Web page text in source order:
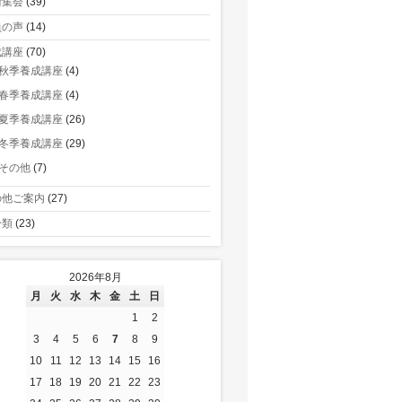
声 (14)
座 (70)
季養成講座 (4)
季養成講座 (4)
夏季養成講座 (26)
季養成講座 (29)
その他 (7)
ご案内 (27)
(23)
2026年8月
月
火 水 木 金 土
日
1
2
3
4 5 6 7 8
9
10
11 12 13 14 15
16
17
18 19 20 21 22
23